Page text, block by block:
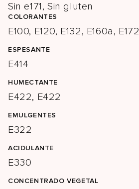
Sin e171, Sin gluten
COLORANTES
E100, E120, E132, E160a, E172
ESPESANTE
E414
HUMECTANTE
E422, E422
EMULGENTES
E322
ACIDULANTE
E330
CONCENTRADO VEGETAL